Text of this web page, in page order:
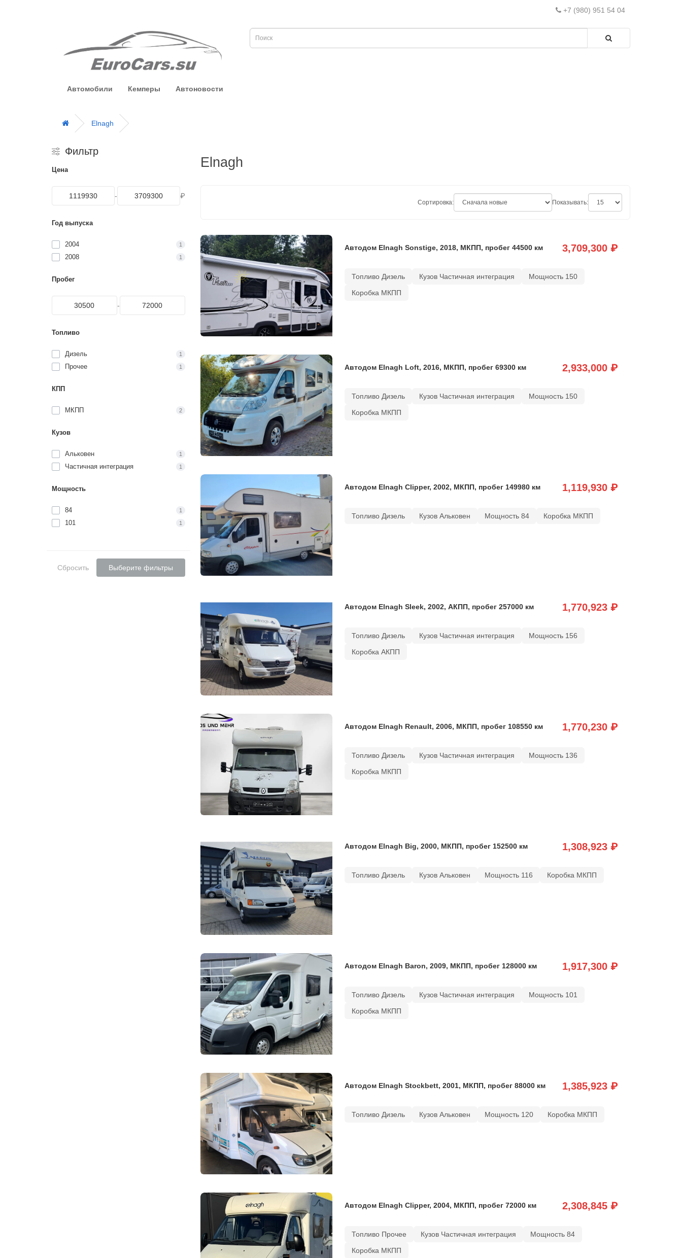
+7 (980) 951 54 04
Автомобили Кемперы Автоновости
Elnagh
Фильтр
Цена
- ₽
Год выпуска
2004 1
2008 1
Пробег
-
Топливо
Дизель 1
Прочее 1
КПП
МКПП 2
Кузов
Альковен 1
Частичная интеграция 1
Мощность
84 1
101 1
Сбросить Выберите фильтры
Elnagh
Сортировка: Показывать:
Автодом Elnagh Sonstige, 2018, МКПП, пробег 44500 км 3,709,300 ₽
Топливо Дизель Кузов Частичная интеграция
Мощность 150
Коробка МКПП
Автодом Elnagh Loft, 2016, МКПП, пробег 69300 км 2,933,000 ₽
Топливо Дизель Кузов Частичная интеграция
Мощность 150
Коробка МКПП
Автодом Elnagh Clipper, 2002, МКПП, пробег 149980 км 1,119,930 ₽
Топливо Дизель Кузов Альковен Мощность 84 Коробка МКПП
Автодом Elnagh Sleek, 2002, АКПП, пробег 257000 км 1,770,923 ₽
Топливо Дизель Кузов Частичная интеграция
Мощность 156
Коробка АКПП
Автодом Elnagh Renault, 2006, МКПП, пробег 108550 км 1,770,230 ₽
Топливо Дизель Кузов Частичная интеграция
Мощность 136
Коробка МКПП
Автодом Elnagh Big, 2000, МКПП, пробег 152500 км 1,308,923 ₽
Топливо Дизель Кузов Альковен Мощность 116 Коробка МКПП
Автодом Elnagh Baron, 2009, МКПП, пробег 128000 км 1,917,300 ₽
Топливо Дизель Кузов Частичная интеграция
Мощность 101
Коробка МКПП
Автодом Elnagh Stockbett, 2001, МКПП, пробег 88000 км 1,385,923 ₽
Топливо Дизель Кузов Альковен Мощность 120 Коробка МКПП
Автодом Elnagh Clipper, 2004, МКПП, пробег 72000 км 2,308,845 ₽
Топливо Прочее Кузов Частичная интеграция
Мощность 84
Коробка МКПП